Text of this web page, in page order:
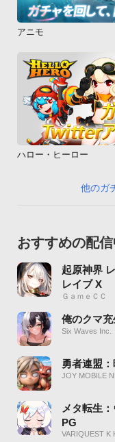
アニモ
ハロー・ヒーロー
他のガ
おすすめの配
起原神界
レイブ X
ＧａｍｅＣＣ
俺のクマ
Six Waves Inc.
勇者連盟
JOY MOBILE
メタ転生
PG
VARIQUEST K